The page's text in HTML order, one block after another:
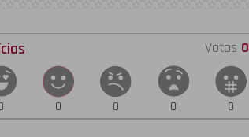
Votos 0
0 0 0 0